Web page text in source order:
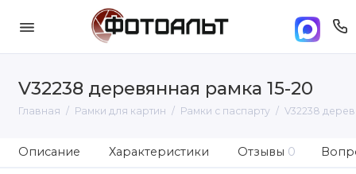
V32238 деревянная рамка 15-20
Главная Рамки для картин Рамки с паспарту V32238
Описание Характеристики Отзывы 0